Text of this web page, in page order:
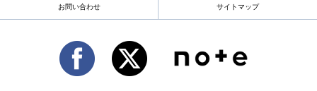
お問い合わせ サイトマップ